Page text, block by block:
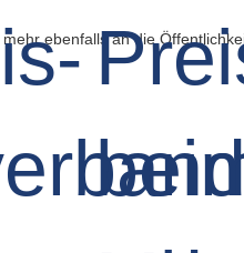
ebenfalls an die